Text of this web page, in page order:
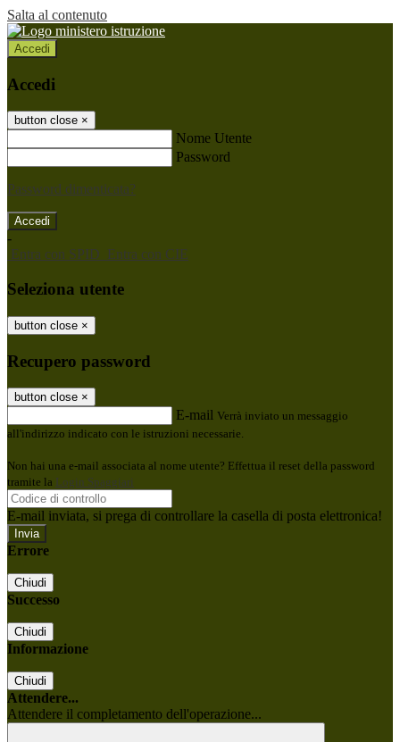
Salta al contenuto
Accedi
Accedi
button close ×
Nome Utente
Password
Password dimenticata?
-
Entra con SPID Entra con CIE
Seleziona utente
button close ×
Recupero password
button close ×
E-mail Verrà inviato un messaggio
all'indirizzo indicato con le istruzioni necessarie.
Non hai una e-mail associata al nome utente? Effettua il reset della password
tramite la Login Spaggiari
E-mail inviata, si prega di controllare la casella di posta elettronica!
Errore
Chiudi
Successo
Chiudi
Informazione
Chiudi
Attendere...
Attendere il completamento dell'operazione...